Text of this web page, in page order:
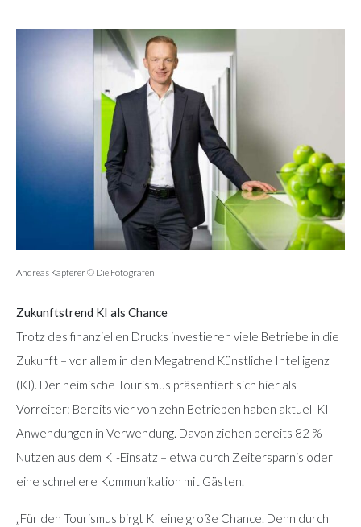
Andreas Kapferer © Die Fotografen
Zukunftstrend KI als Chance
Trotz des finanziellen Drucks investieren viele Betriebe in die
Zukunft – vor allem in den Megatrend Künstliche Intelligenz
(KI). Der heimische Tourismus präsentiert sich hier als
Vorreiter: Bereits vier von zehn Betrieben haben aktuell KI-
Anwendungen in Verwendung. Davon ziehen bereits 82 %
Nutzen aus dem KI-Einsatz – etwa durch Zeitersparnis oder
eine schnellere Kommunikation mit Gästen.
„Für den Tourismus birgt KI eine große Chance. Denn durch